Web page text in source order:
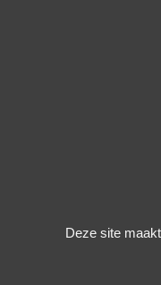
Deze site